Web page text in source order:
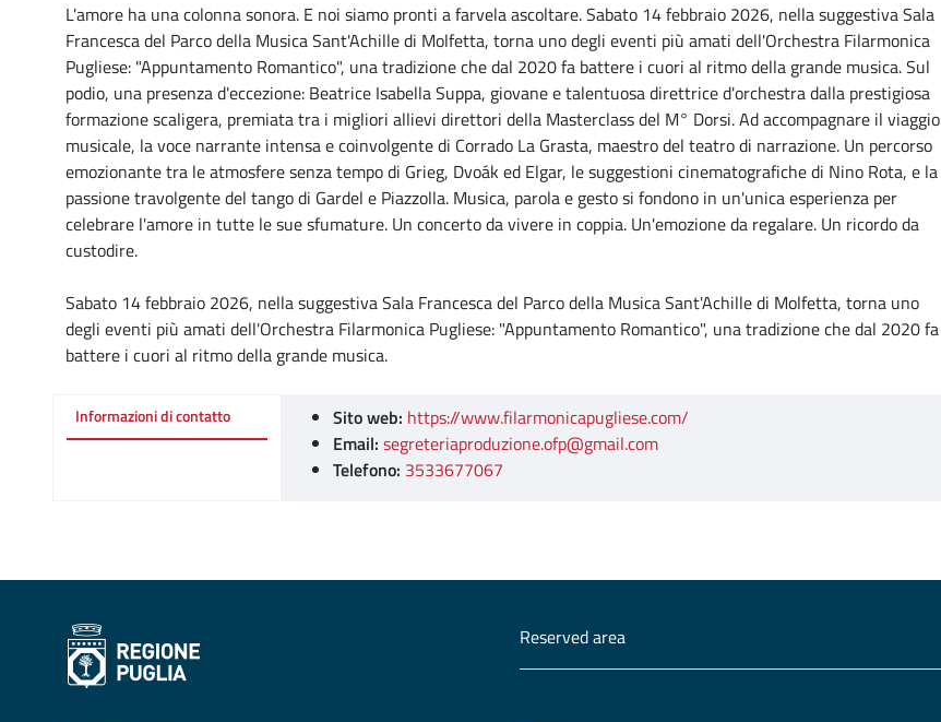
L'amore ha una colonna sonora. E noi siamo pronti a farvela ascoltare. Sabato 14 febbraio 2026, nella suggestiva Sala
Francesca del Parco della Musica Sant'Achille di Molfetta, torna uno degli eventi più amati dell'Orchestra Filarmonica
Pugliese: "Appuntamento Romantico", una tradizione che dal 2020 fa battere i cuori al ritmo della grande musica. Sul
podio, una presenza d'eccezione: Beatrice Isabella Suppa, giovane e talentuosa direttrice d'orchestra dalla prestigiosa
formazione scaligera, premiata tra i migliori allievi direttori della Masterclass del M° Dorsi. Ad accompagnare il viaggio
musicale, la voce narrante intensa e coinvolgente di Corrado La Grasta, maestro del teatro di narrazione. Un percorso
emozionante tra le atmosfere senza tempo di Grieg, Dvoák ed Elgar, le suggestioni cinematografiche di Nino Rota, e la
passione travolgente del tango di Gardel e Piazzolla. Musica, parola e gesto si fondono in un'unica esperienza per
celebrare l'amore in tutte le sue sfumature. Un concerto da vivere in coppia. Un'emozione da regalare. Un ricordo da
custodire.
Sabato 14 febbraio 2026, nella suggestiva Sala Francesca del Parco della Musica Sant'Achille di Molfetta, torna uno
degli eventi più amati dell'Orchestra Filarmonica Pugliese: "Appuntamento Romantico", una tradizione che dal 2020 fa
battere i cuori al ritmo della grande musica.
Informazioni di contatto Sito web: https://www.filarmonicapugliese.com/
Email: segreteriaproduzione.ofp@gmail.com
Telefono: 3533677067
Reserved area